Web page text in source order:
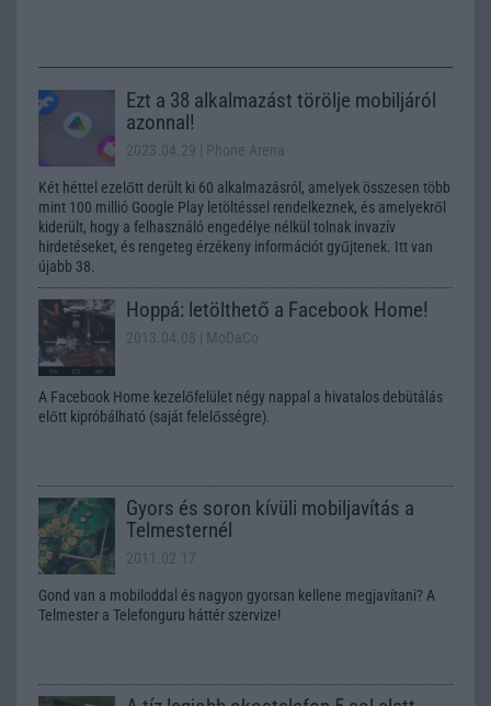
Ezt a 38 alkalmazást törölje mobiljáról
azonnal!
2023.04.29 | Phone Arena
Két héttel ezelőtt derült ki 60 alkalmazásról, amelyek összesen több
mint 100 millió Google Play letöltéssel rendelkeznek, és amelyekről
kiderült, hogy a felhasználó engedélye nélkül tolnak invazív
hirdetéseket, és rengeteg érzékeny információt gyűjtenek. Itt van
újabb 38.
Hoppá: letölthető a Facebook Home!
2013.04.08 | MoDaCo
A Facebook Home kezelőfelület négy nappal a hivatalos debütálás
előtt kipróbálható (saját felelősségre).
Gyors és soron kívüli mobiljavítás a
Telmesternél
2011.02.17
Gond van a mobiloddal és nagyon gyorsan kellene megjavítani? A
Telmester a Telefonguru háttér szervize!